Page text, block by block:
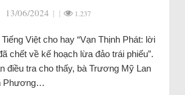
13/06/2024 | | 1.237
Việt cho hay “Vạn Thịnh Phát: lời
chết về kế hoạch lừa đảo trái phiếu”.
điều tra cho thấy, bà Trương Mỹ Lan
Phương…